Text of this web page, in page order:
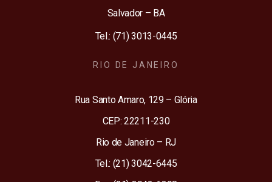
Salvador – BA
Tel.: (71) 3013-0445
RIO DE JANEIRO
Rua Santo Amaro, 129 – Glória
CEP: 22211-230
Rio de Janeiro – RJ
Tel.: (21) 3042-6445